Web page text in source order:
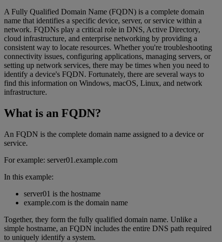
A Fully Qualified Domain Name (FQDN) is a complete domain
name that identifies a specific device, server, or service within a
network. FQDNs play a critical role in DNS, Active Directory,
cloud infrastructure, and enterprise networking by providing a
consistent way to locate resources. Whether you're troubleshooting
connectivity issues, configuring applications, managing servers, or
setting up network services, there may be times when you need to
identify a device's FQDN. Fortunately, there are several ways to
find this information on Windows, macOS, Linux, and network
infrastructure.
What is an FQDN?
An FQDN is the complete domain name assigned to a device or
service.
For example: server01.example.com
In this example:
server01 is the hostname
example.com is the domain name
Together, they form the fully qualified domain name. Unlike a
simple hostname, an FQDN includes the entire DNS path required
to uniquely identify a system.